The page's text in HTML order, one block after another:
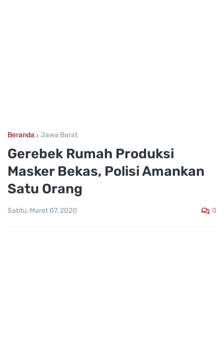
Beranda Jawa Barat
Gerebek Rumah Produksi
Masker Bekas, Polisi Amankan
Satu Orang
Sabtu, Maret 07, 2020 0